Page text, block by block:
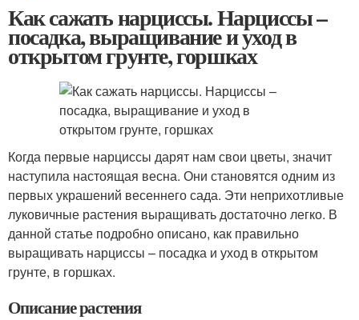
Как сажать нарциссы. Нарциссы –
посадка, выращивание и уход в
открытом грунте, горшках
Когда первые нарциссы дарят нам свои цветы, значит
наступила настоящая весна. Они становятся одним из
первых украшений весеннего сада. Эти неприхотливые
луковичные растения выращивать достаточно легко. В
данной статье подробно описано, как правильно
выращивать нарциссы – посадка и уход в открытом
грунте, в горшках.
Описание растения